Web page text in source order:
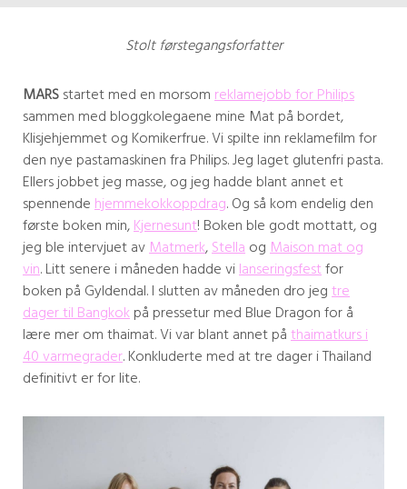
Stolt førstegangsforfatter
MARSstartet med en morsomreklamejobb for Philips
sammen med bloggkolegaene mine Mat på bordet,
Klisjehjemmet og Komikerfrue. Vi spilte inn reklamefilm for
den nye pastamaskinen fra Philips. Jeg laget glutenfri pasta.
Ellers jobbet jeg masse, og jeg hadde blant annet et
spennendehjemmekokkoppdrag. Og så kom endelig den
første boken min,Kjernesunt! Boken ble godt mottatt, og
jeg ble intervjuet avMatmerk,StellaogMaison mat og
vin. Litt senere i måneden hadde vilanseringsfestfor
boken på Gyldendal. I slutten av måneden dro jegtre
dager til Bangkokpå pressetur med Blue Dragon for å
lære mer om thaimat. Vi var blant annet påthaimatkurs i
40 varmegrader. Konkluderte med at tre dager i Thailand
definitivt er for lite.